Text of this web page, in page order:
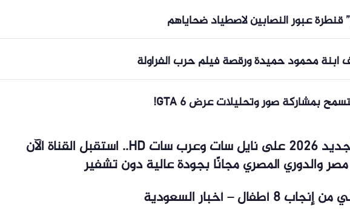
قنطرة عبور النصابين لاصطياد ضحاياهم
محمود حميدة ورقصة فيلم حرب الفراولة
تردد قناة أون سبورت الجديد 2026 على نايل سات وعرب سات HD.. استقبل القناة الآن
والدوري المصري مجانًا بجودة عالية دون تشفير
– أخبار السعودية